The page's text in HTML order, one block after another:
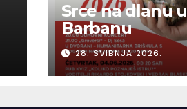
Srce na dlanu u
Barbanu
28. SVIBNJA 2026.